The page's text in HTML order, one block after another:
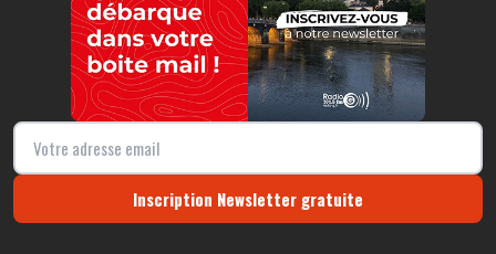
Inscription Newsletter gratuite